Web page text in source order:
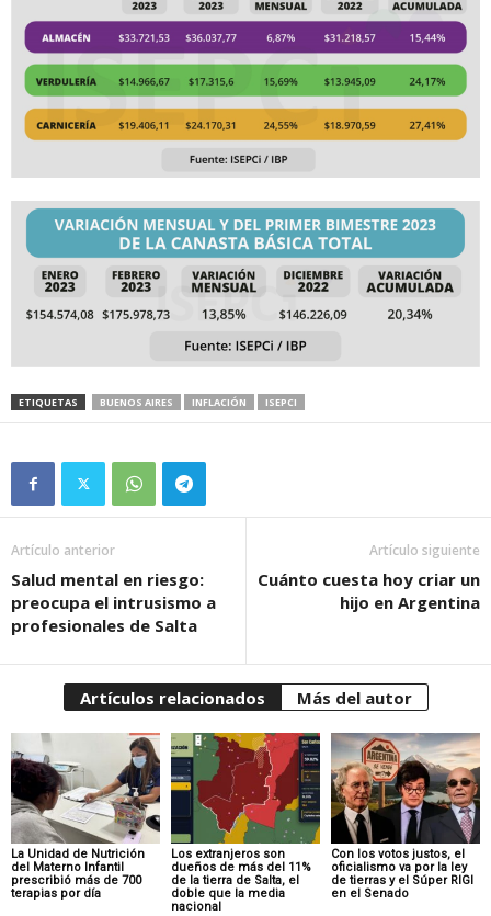
ETIQUETAS BUENOS AIRES INFLACIÓN ISEPCI
Artículo anterior
Salud mental en riesgo:
preocupa el intrusismo a
profesionales de Salta
Artículo siguiente
Cuánto cuesta hoy criar un
hijo en Argentina
Artículos relacionados Más del autor
La Unidad de Nutrición
del Materno Infantil
prescribió más de 700
terapias por día
Los extranjeros son
dueños de más del 11%
de la tierra de Salta, el
doble que la media
nacional
Con los votos justos, el
oficialismo va por la ley
de tierras y el Súper RIGI
en el Senado